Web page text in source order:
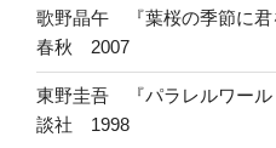
歌野晶午 『葉桜の季節に
春秋 2007
東野圭吾 『パラレルワー
談社 1998